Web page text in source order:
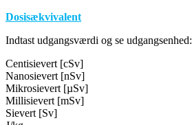
Dosisækvivalent
Indtast udgangsværdi og se udgangsenhed:
Centisievert [cSv]
Nanosievert [nSv]
Mikrosievert [µSv]
Millisievert [mSv]
Sievert [Sv]